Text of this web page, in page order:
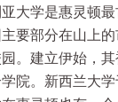
大学是惠灵顿
要部分在山上
。建立伊始，
院。新西兰大